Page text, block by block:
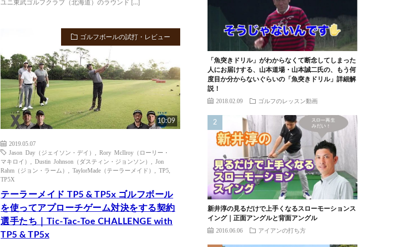
ユニ東武ゴルフクラブ（北海道）のラウンド […]
ゴルフボールの試打・レビュー
10:09
2019.05.07
Jason Day（ジェイソン・デイ）
,Rory McIlroy（ローリー・
マキロイ）
,Dustin Johnson（ダスティン・ジョンソン）
Jon
Rahm（ジョン・ラーム）
,TaylorMade（テーラーメイド） ,TP5
TP5X
テーラーメイド TP5 & TP5x ゴルフボール
を使ってアプローチゲーム対決をする契約
選手たち｜Tic-Tac-Toe CHALLENGE with
TP5 & TP5x
「魚突きドリル」がわからなくて断念してしまった
人にお届けする、山本道場・山本誠二氏の、もう何
度目か分からないぐらいの「魚突きドリル」詳細解
説！
2018.02.09 ゴルフのレッスン動画
新井淳の見るだけで上手くなるスローモーションス
イング｜正面アングルと背面アングル
2016.06.06 アイアンの打ち方